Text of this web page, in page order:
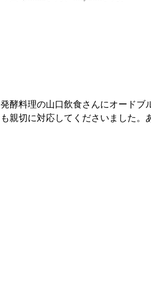
発酵料理の山口飲食さんにオードブ
も親切に対応してくださいました